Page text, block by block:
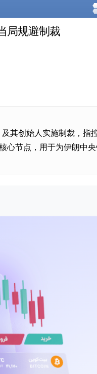
局规避制裁
其创始人实施制裁，
心节点，用于为伊朗